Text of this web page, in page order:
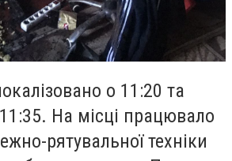
о 11:20 та
На місці працювало
рятувальної техніки